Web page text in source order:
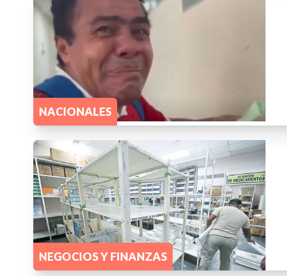
NACIONALES
NEGOCIOS Y FINANZAS